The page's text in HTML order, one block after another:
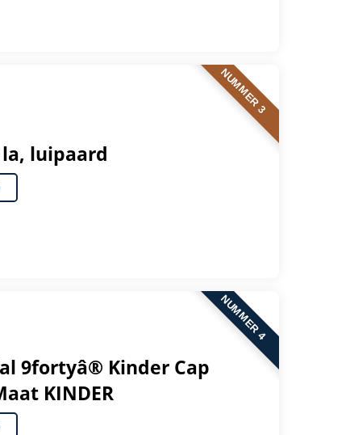
NUMMER 3
luipaard
NUMMER 4
9fortyâ® Kinder Cap
KINDER